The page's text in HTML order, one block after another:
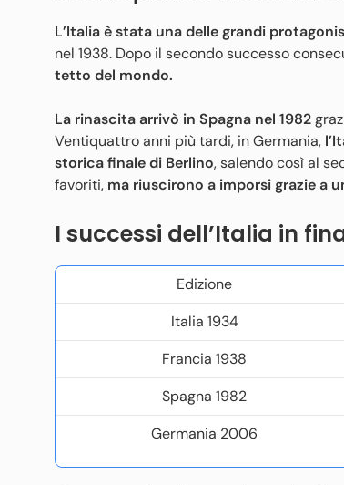
L’Italia è stata una delle grandi
nel 1938. Dopo il secondo successo
tetto del mondo.
La rinascita arrivò in Spagna nel 1982
Ventiquattro anni più tardi, in Germania,
storica finale di Berlino, salendo così al
favoriti, ma riuscirono a imporsi grazie a
I successi dell’Italia in
Edizione
Italia 1934
Francia 1938
Spagna 1982
Germania 2006